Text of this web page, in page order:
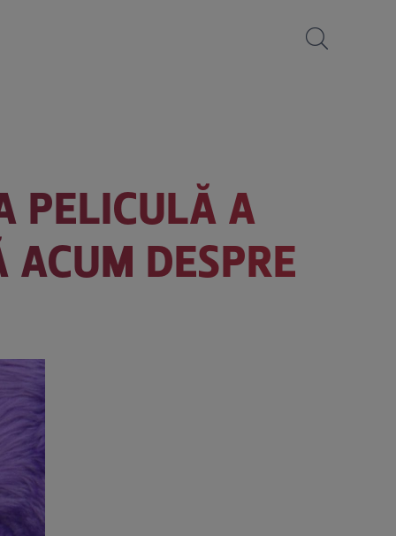
PELICULĂ A
ACUM DESPRE